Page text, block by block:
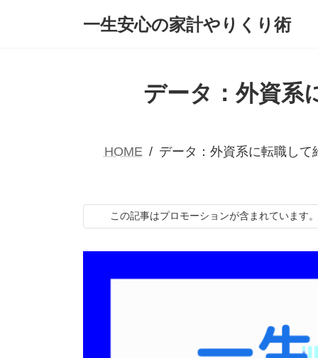
一生安心の家計やりくり術
データ：外資系
HOME データ：外資系に転職して
この記事はプロモーションが含まれています。